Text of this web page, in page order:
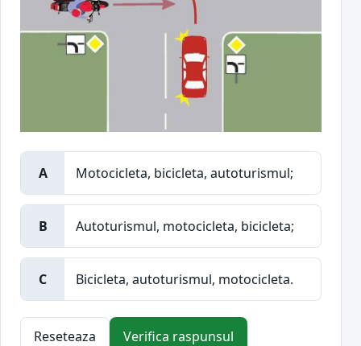
A Motocicleta, bicicleta, autoturismul;
B Autoturismul, motocicleta, bicicleta;
C Bicicleta, autoturismul, motocicleta.
Reseteaza Verifica raspunsul